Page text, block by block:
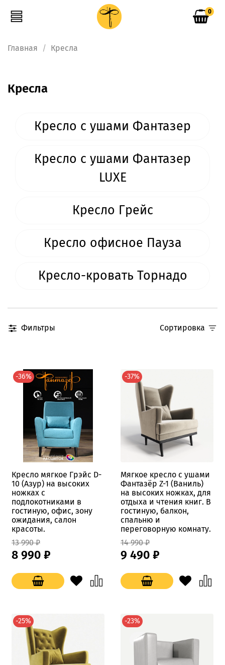
0
Главная Кресла
Кресла
Кресло с ушами Фантазер
Кресло с ушами Фантазер
LUXE
Кресло Грейс
Кресло офисное Пауза
Кресло-кровать Торнадо
Фильтры Сортировка
-36%
Кресло мягкое Грэйс D-
10 (Азур) на высоких
ножках с
подлокотниками в
гостиную, офис, зону
ожидания, салон
красоты.
13 990 ₽
8 990 ₽
-37%
Мягкое кресло с ушами
Фантазёр Z-1 (Ваниль)
на высоких ножках, для
отдыха и чтения книг. В
гостиную, балкон,
спальню и
переговорную комнату.
14 990 ₽
9 490 ₽
-25% -23%